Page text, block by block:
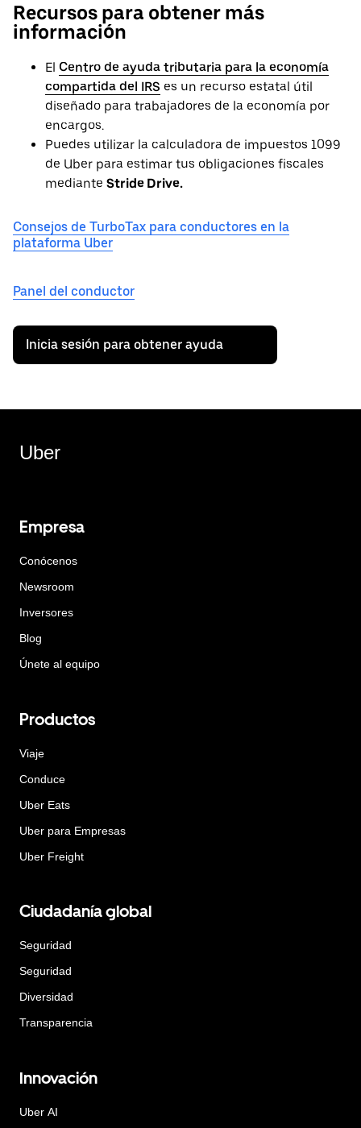
Recursos para obtener más
información
El Centro de ayuda tributaria para la economía
compartida del IRS es un recurso estatal útil
diseñado para trabajadores de la economía por
encargos.
Puedes utilizar la calculadora de impuestos 1099
de Uber para estimar tus obligaciones fiscales
mediante Stride Drive.
Consejos de TurboTax para conductores en la
plataforma Uber
Panel del conductor
Inicia sesión para obtener ayuda
Uber
Empresa
Conócenos
Newsroom
Inversores
Blog
Únete al equipo
Productos
Viaje
Conduce
Uber Eats
Uber para Empresas
Uber Freight
Ciudadanía global
Seguridad
Seguridad
Diversidad
Transparencia
Innovación
Uber AI